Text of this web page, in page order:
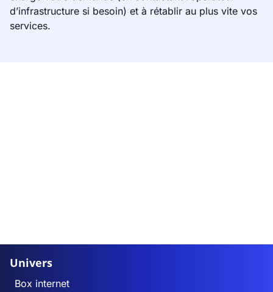
d’infrastructure si besoin) et à rétablir au plus vite vos
services.
Univers
Box internet